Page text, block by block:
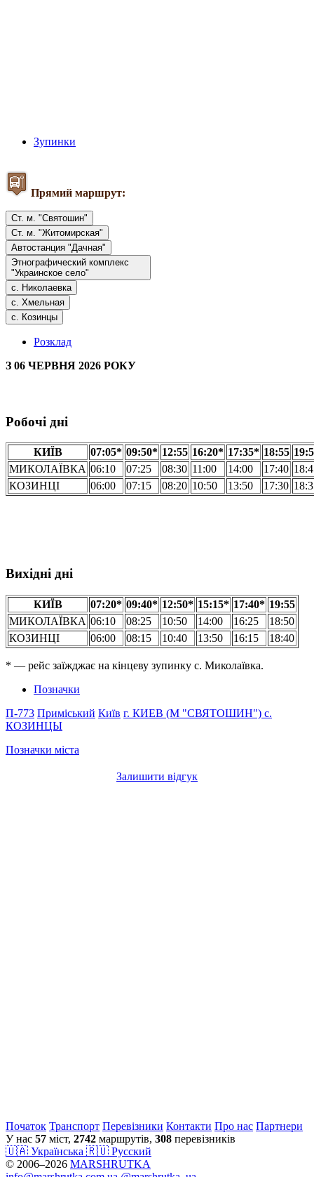
Зупинки
Прямий маршрут:
Ст. м. "Святошин"
Ст. м. "Житомирская"
Автостанция "Дачная"
Этнографический комплекс
"Украинское село"
с. Николаевка
с. Хмельная
с. Козинцы
Розклад
З 06 ЧЕРВНЯ 2026 РОКУ
Робочі дні
КИЇВ 07:05* 09:50* 12:55 16:20* 17:35* 18:55
МИКОЛАЇВКА 06:10 07:25 08:30 11:00 14:00 17:40
КОЗИНЦІ
06:00 07:15 08:20 10:50 13:50 17:30
Вихідні дні
КИЇВ 07:20* 09:40* 12:50* 15:15* 17:40* 19:55
МИКОЛАЇВКА 06:10 08:25 10:50 14:00 16:25
18:50
КОЗИНЦІ
06:00 08:15 10:40 13:50 16:15 18:40
* — рейс заїжджає на кінцеву зупинку с. Миколаївка.
Позначки
П-773 Приміський Київ г. КИЕВ (М "СВЯТОШИН") с.
КОЗИНЦЫ
Позначки міста
Залишити відгук
Початок Транспорт Перевiзники Контакти Про нас Партнери
У нас 57 міст, 2742 маршрутів, 308 перевізників
🇺🇦 Українська 🇷🇺 Русский
© 2006–2026 MARSHRUTKA